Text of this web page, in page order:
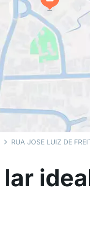
RUA JOSE LUIZ DE